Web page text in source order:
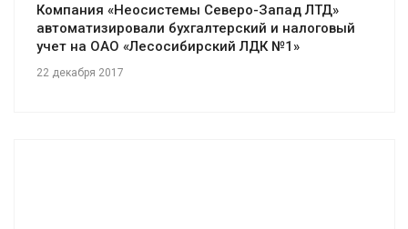
Компания «Неосистемы Северо-Запад ЛТД»
автоматизировали бухгалтерский и налоговый
учет на ОАО «Лесосибирский ЛДК №1»
22 декабря 2017